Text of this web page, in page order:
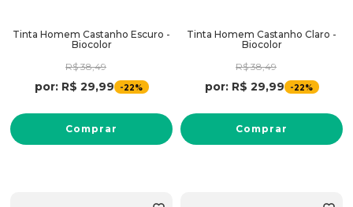
Tinta Homem Castanho Escuro -
Biocolor
R$ 38,49
por: R$ 29,99 -22%
Comprar
Tinta Homem Castanho Claro -
Biocolor
R$ 38,49
por: R$ 29,99 -22%
Comprar